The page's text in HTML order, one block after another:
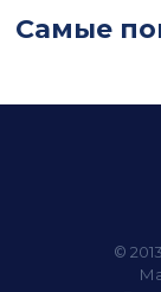
Самые
©